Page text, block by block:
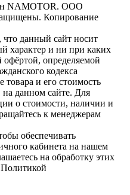
NAMOTOR. ООО
Копирование
данный сайт носит
характер и ни при каких
офёртой, определяемой
кодекса
и его стоимость
на данном сайте. Для
о стоимости, наличии и
к менеджерам
обеспечивать
кабинета на нашем
на обработку этих